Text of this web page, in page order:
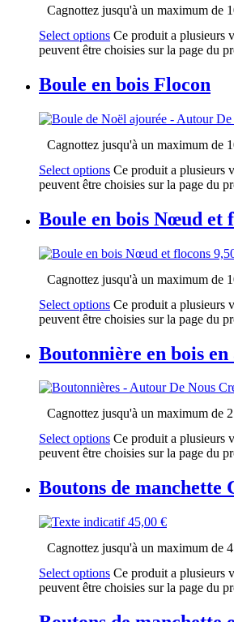
Cagnottez jusqu'à un maximum de
Select options Ce produit a plusieurs
peuvent être choisies sur la page du
Boule en bois Flocon
Cagnottez jusqu'à un maximum de
Select options Ce produit a plusieurs
peuvent être choisies sur la page du
Boule en bois Nœud et
Cagnottez jusqu'à un maximum de
Select options Ce produit a plusieurs
peuvent être choisies sur la page du
Boutonnière en bois en
Cagnottez jusqu'à un maximum de
Select options Ce produit a plusieurs
peuvent être choisies sur la page du
Boutons de manchette
45,00 €
Cagnottez jusqu'à un maximum de
Select options Ce produit a plusieurs
peuvent être choisies sur la page du